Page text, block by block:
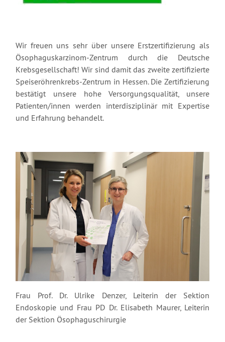
Wir freuen uns sehr über unsere Erstzertifizierung als
Ösophaguskarzinom-Zentrum durch die Deutsche
Krebsgesellschaft! Wir sind damit das zweite zertifizierte
Speiseröhrenkrebs-Zentrum in Hessen. Die Zertifizierung
bestätigt unsere hohe Versorgungsqualität, unsere
Patienten/innen werden interdisziplinär mit Expertise
und Erfahrung behandelt.
Frau Prof. Dr. Ulrike Denzer, Leiterin der Sektion
Endoskopie und Frau PD Dr. Elisabeth Maurer, Leiterin
der Sektion Ösophaguschirurgie